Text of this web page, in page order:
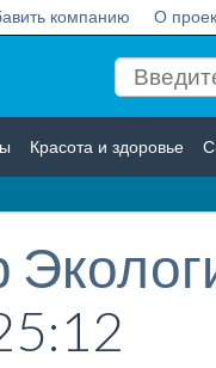
компанию О
Красота и здоровье